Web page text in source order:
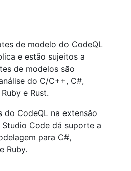
de modelo do CodeQL
e estão sujeitos a
de modelos são
do C/C++, C#,
e Rust.
do CodeQL na extensão
Studio Code dá suporte a
para C#,
Ruby.